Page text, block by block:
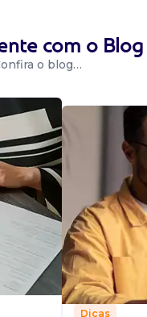
com o
o blog…
Dicas